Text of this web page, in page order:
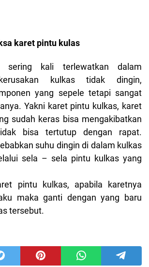
karet pintu kulas
sering kali terlewatkan dalam
kulkas tidak dingin,
yang sepele tetapi sangat
Yakni karet pintu kulkas, karet
sudah keras bisa mengakibatkan
bisa tertutup dengan rapat.
suhu dingin di dalam kulkas
sela – sela pintu kulkas yang
pintu kulkas, apabila karetnya
maka ganti dengan yang baru
tersebut.